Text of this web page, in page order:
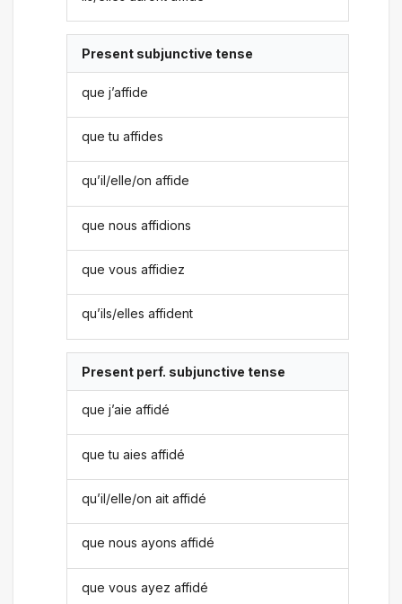
Present subjunctive tense
que j’affide
que tu affides
qu’il/elle/on affide
que nous affidions
que vous affidiez
qu’ils/elles affident
Present perf. subjunctive tense
que j’aie affidé
que tu aies affidé
qu’il/elle/on ait affidé
que nous ayons affidé
que vous ayez affidé